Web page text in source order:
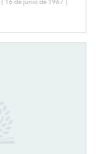
| 16 de junio de 1967 |